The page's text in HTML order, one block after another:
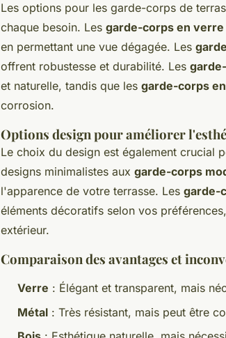
Les options pour les garde-corps de
chaque besoin. Les garde-corps en verre
en permettant une vue dégagée. Les
offrent robustesse et durabilité. Les
et naturelle, tandis que les garde-corps
corrosion.
Options design pour améliorer
Le choix du design est également crucial
designs minimalistes aux garde-corps
l'apparence de votre terrasse. Les garde-
éléments décoratifs selon vos
extérieur.
Comparaison des avantages et
Verre : Élégant et transparent, mais
Métal : Très résistant, mais peut être